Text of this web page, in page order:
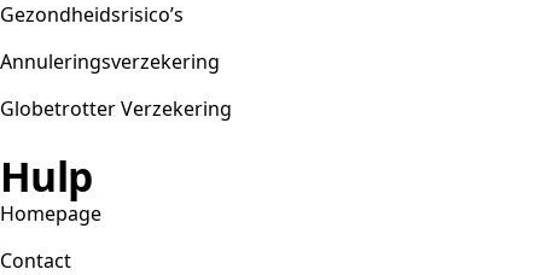
Gezondheidsrisico’s
Annuleringsverzekering
Globetrotter Verzekering
Hulp
Homepage
Contact